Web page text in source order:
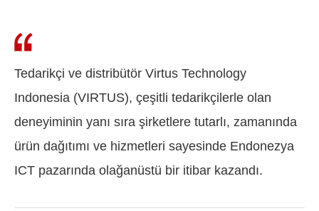
Tedarikçi ve distribütör Virtus Technology
Indonesia (VIRTUS), çeşitli tedarikçilerle olan
deneyiminin yanı sıra şirketlere tutarlı, zamanında
ürün dağıtımı ve hizmetleri sayesinde Endonezya
ICT pazarında olağanüstü bir itibar kazandı.